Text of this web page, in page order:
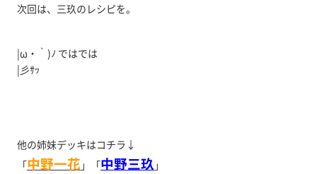
次回は、三玖のレシピを。
|ω・｀)ﾉ ではでは
|彡ｻｯ
他の姉妹デッキはコチラ↓
「中野一花 」「中野三玖 」